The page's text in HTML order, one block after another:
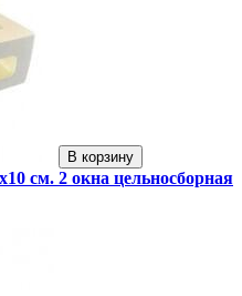
В корзину
см. 2 окна цельносборная